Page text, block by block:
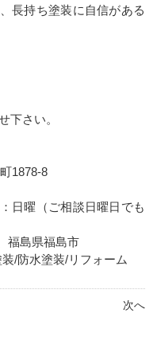
長持ち塗装に自信がある
下さい。
1878-8
日曜（ご相談日曜日でも
福島県福島市
/防水塗装/リフォーム
次へ